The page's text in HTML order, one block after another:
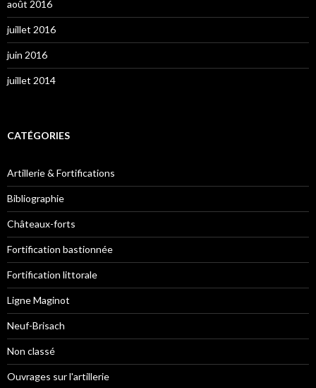
août 2016
juillet 2016
juin 2016
juillet 2014
CATÉGORIES
Artillerie & Fortifications
Bibliographie
Châteaux-forts
Fortification bastionnée
Fortification littorale
Ligne Maginot
Neuf-Brisach
Non classé
Ouvrages sur l'artillerie